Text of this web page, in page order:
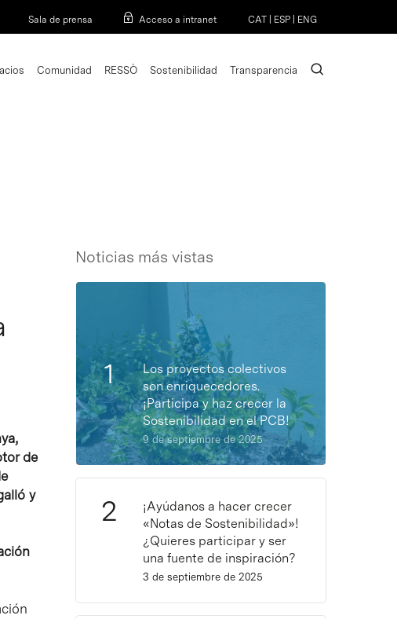
Sala de prensa Acceso a intranet CAT ESP ENG
Comunidad RESSÒ Sostenibilidad Transparencia search
de
y
Noticias más vistas
Los proyectos colectivos
son enriquecedores.
¡Participa y haz crecer la
Sostenibilidad en el PCB!
9 de septiembre de 2025
¡Ayúdanos a hacer crecer
«Notas de Sostenibilidad»!
¿Quieres participar y ser
una fuente de inspiración?
3 de septiembre de 2025